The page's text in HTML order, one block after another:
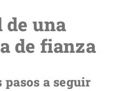
una
de fianza
a seguir